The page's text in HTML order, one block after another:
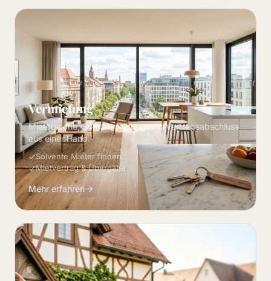
Vermietung
Mietersuche, Bonitätsprüfung und Vertragsabschluss
aus einer Hand.
Solvente Mieter finden
Mietvertrag & Übergabe
Mehr erfahren